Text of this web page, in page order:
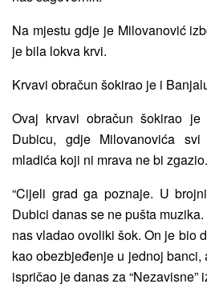
Na mjestu gdje je Milovanović
je bila lokva krvi.
Krvavi obračun šokirao je i
Ovaj krvavi obračun šokirao
Dubicu, gdje Milovanovića
mladića koji ni mrava ne bi zgazio.
“Cijeli grad ga poznaje. U
Dubici danas se ne pušta
nas vladao ovoliki šok. On je bio
kao obezbjeđenje u jednoj banci,
ispričao je danas za “Nezavisne”